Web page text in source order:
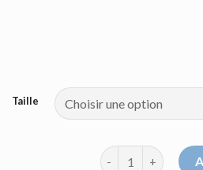
Taille
quantité de pull